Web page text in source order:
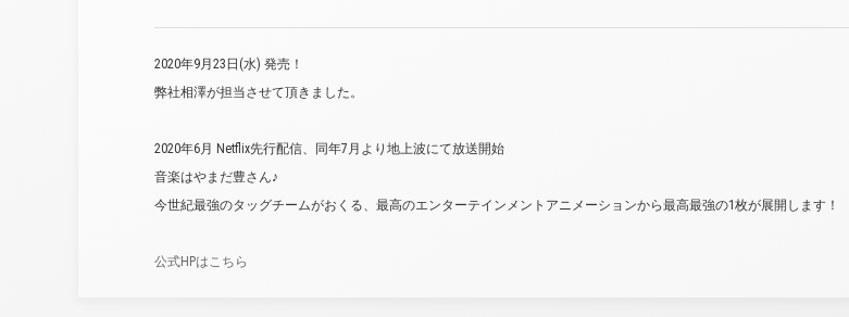
2020年9月23日(水) 発売！
弊社相澤が担当させて頂きました。
2020年6月 Netflix先行配信、同年7月より地上波にて放送開始
音楽はやまだ豊さん♪
今世紀最強のタッグチームがおくる、最高のエンターテインメントアニメーションから最高最強の1枚が展開します！
公式HPはこちら